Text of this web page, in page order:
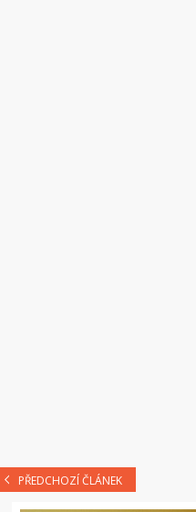
PŘEDCHOZÍ ČLÁNEK